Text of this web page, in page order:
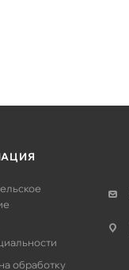
обработку